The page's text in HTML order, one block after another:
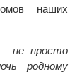
наших
не просто
родному